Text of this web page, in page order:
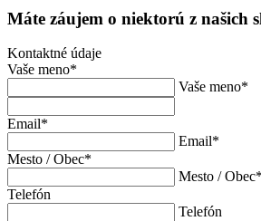
Máte záujem o niektorú z našich
Kontaktné údaje
Vaše meno*
Vaše meno*
Email*
Email*
Mesto / Obec*
Mesto / Obec*
Telefón
Telefón